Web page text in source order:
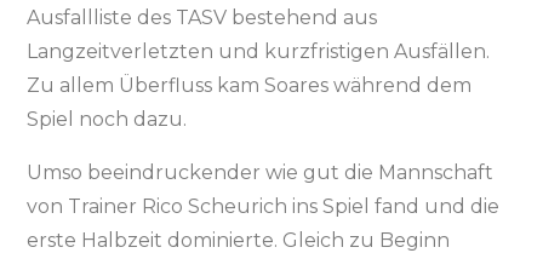
Ausfallliste des TASV bestehend aus
Langzeitverletzten und kurzfristigen Ausfällen.
Zu allem Überfluss kam Soares während dem
Spiel noch dazu.
Umso beeindruckender wie gut die Mannschaft
von Trainer Rico Scheurich ins Spiel fand und die
erste Halbzeit dominierte. Gleich zu Beginn